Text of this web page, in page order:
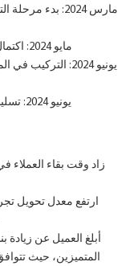
- مايو 2024: اكتمال الإنتاج الضخم (مع التحقق من العينة بنسبة 1:1)
- 30 يونيو 2024: تسليم المشروع والقبول الرسمي من قبل العميل
المتميزين، حيث